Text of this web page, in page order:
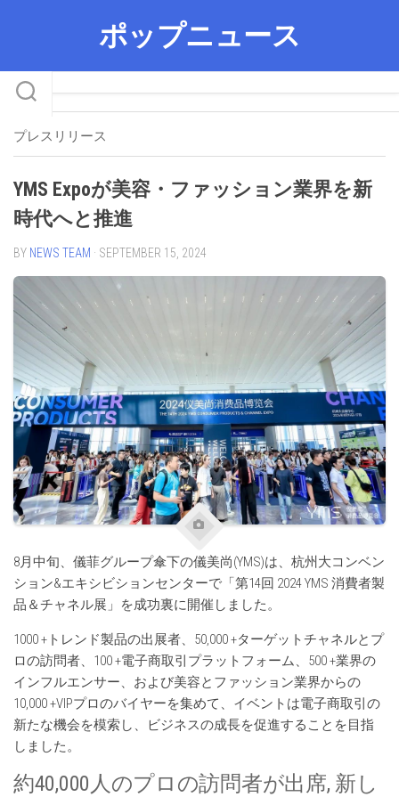
ポップニュース
プレスリリース
YMS Expoが美容・ファッション業界を新
時代へと推進
BY NEWS TEAM · SEPTEMBER 15, 2024
8月中旬、儀菲グループ傘下の儀美尚(YMS)は、杭州大コンベン
ション&エキシビションセンターで「第14回 2024 YMS 消費者製
品＆チャネル展」を成功裏に開催しました。
1000 +トレンド製品の出展者、50,000 +ターゲットチャネルとプ
ロの訪問者、100 +電子商取引プラットフォーム、500 +業界の
インフルエンサー、および美容とファッション業界からの
10,000 +VIPプロのバイヤーを集めて、イベントは電子商取引の
新たな機会を模索し、ビジネスの成長を促進することを目指
しました。
約40,000人のプロの訪問者が出席, 新し